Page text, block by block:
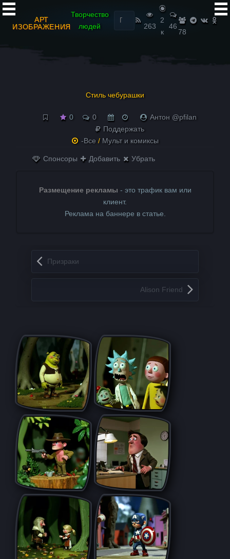
АРТ
ИЗОБРАЖЕНИЯ
Творчество
людей
Найти:
263
2
к
46
78
Стиль чебурашки
0 0
Антон @pfilan
Поддержать
-Все / Мульт и комиксы
Спонсоры Добавить Убрать
Размещение рекламы - это трафик вам или
клиент.
Реклама на баннере в статье.
Запись навигация
Призраки
Alisοn Friеnd